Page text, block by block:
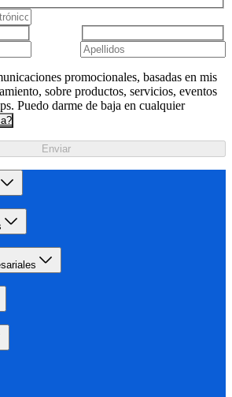
promocionales, basadas en mis
sobre productos, servicios, eventos
Puedo darme de baja en cualquier
Enviar